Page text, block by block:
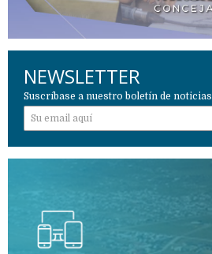
NEWSLETTER
Suscríbase a nuestro boletín de noticias